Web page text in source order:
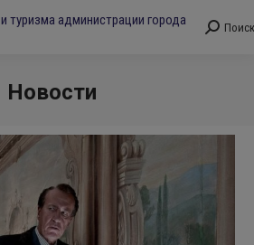
Поиск:
Поиск
Новости